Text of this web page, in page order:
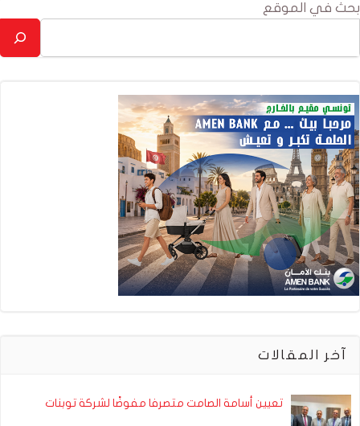
بحث في الموقع
آخر المقالات
تعيين أسامة الصامت متصرفا مفوضًا لشركة توبنات